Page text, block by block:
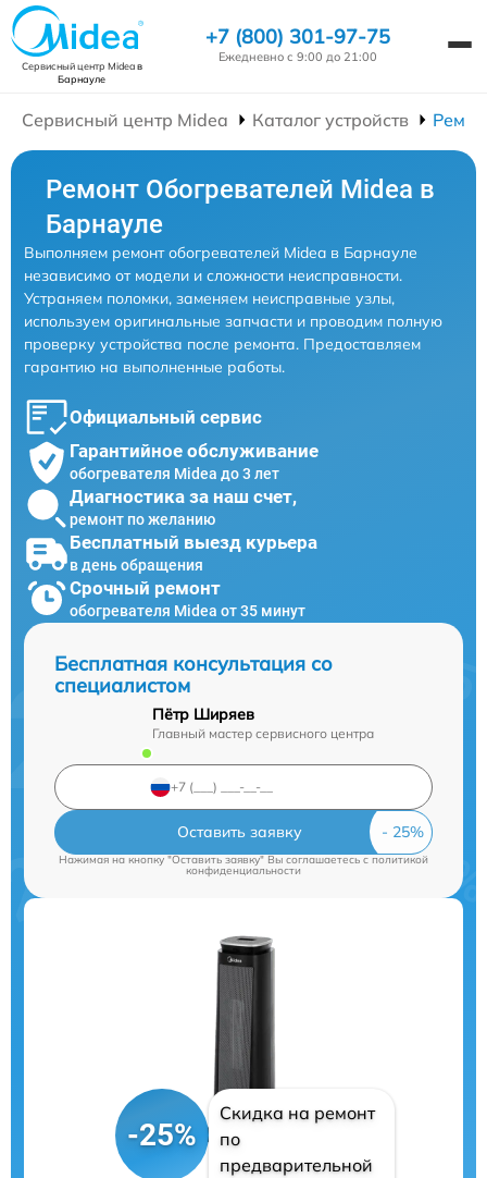
Сервисный центр Mideaв
Барнауле
+7 (800) 301-97-75
Ежедневно с 9:00 до 21:00
Сервисный центр Midea Каталог устройств
Ремонт Обогревателей Midea в
Барнауле
Выполняем ремонт обогревателей Midea в Барнауле
независимо от модели и сложности неисправности.
Устраняем поломки, заменяем неисправные узлы,
используем оригинальные запчасти и проводим полную
проверку устройства после ремонта. Предоставляем
гарантию на выполненные работы.
Официальный сервис
Гарантийное обслуживание
обогревателя Midea до 3 лет
Диагностика за наш счет,
ремонт по желанию
Бесплатный выезд курьера
в день обращения
Срочный ремонт
обогревателя Midea от 35 минут
Бесплатная консультация со
специалистом
Пётр Ширяев
Главный мастер сервисного центра
Оставить заявку
Нажимая на кнопку "Оставить заявку" Вы соглашаетесь cполитикой
конфиденциальности
-25%
Скидка на ремонт
по
предварительной